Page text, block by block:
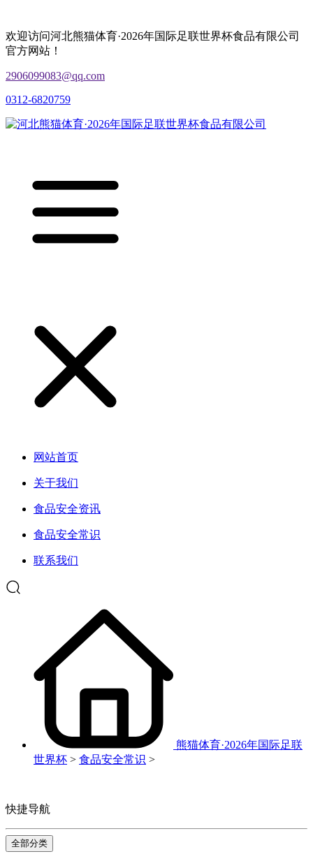
欢迎访问河北熊猫体育·2026年国际足联世界杯食品有限公司
官方网站！
2906099083@qq.com
0312-6820759
网站首页
关于我们
食品安全资讯
食品安全常识
联系我们
熊猫体育·2026年国际足联
世界杯 > 食品安全常识 >
快捷导航
全部分类